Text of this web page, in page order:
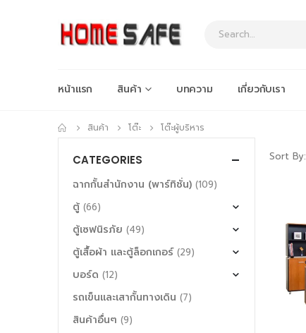
หน้าแรก สินค้า บทความ เกี่ยวกับเรา
สินค้า โต๊ะ โต๊ะผู้บริหาร
Sort By:
CATEGORIES
ฉากกั้นสำนักงาน (พาร์ทิชั่น) (109)
ตู้ (66)
ตู้เซฟนิรภัย (49)
ตู้เสื้อผ้า และตู้ล็อกเกอร์ (29)
บอร์ด (12)
รถเข็นและเสากั้นทางเดิน (7)
สินค้าอื่นๆ (9)